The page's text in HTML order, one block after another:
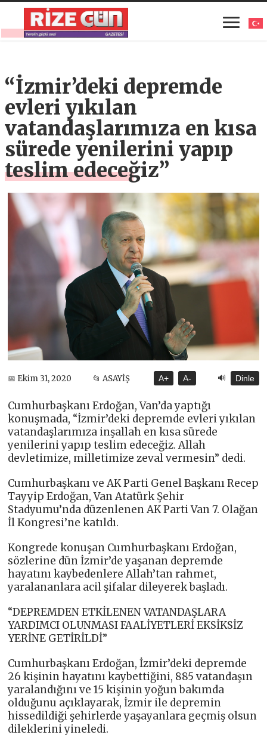
“İzmir’deki depremde
evleri yıkılan
vatandaşlarımıza en kısa
sürede yenilerini yapıp
teslim edeceğiz”
📅 Ekim 31, 2020 📂 ASAYİŞ A+ A- 🔊 Dinle
Cumhurbaşkanı Erdoğan, Van’da yaptığı
konuşmada, “İzmir’deki depremde evleri yıkılan
vatandaşlarımıza inşallah en kısa sürede
yenilerini yapıp teslim edeceğiz. Allah
devletimize, milletimize zeval vermesin” dedi.
Cumhurbaşkanı ve AK Parti Genel Başkanı Recep
Tayyip Erdoğan, Van Atatürk Şehir
Stadyumu’nda düzenlenen AK Parti Van 7. Olağan
İl Kongresi’ne katıldı.
Kongrede konuşan Cumhurbaşkanı Erdoğan,
sözlerine dün İzmir’de yaşanan depremde
hayatını kaybedenlere Allah’tan rahmet,
yaralananlara acil şifalar dileyerek başladı.
“DEPREMDEN ETKİLENEN VATANDAŞLARA
YARDIMCI OLUNMASI FAALİYETLERİ EKSİKSİZ
YERİNE GETİRİLDİ”
Cumhurbaşkanı Erdoğan, İzmir’deki depremde
26 kişinin hayatını kaybettiğini, 885 vatandaşın
yaralandığını ve 15 kişinin yoğun bakımda
olduğunu açıklayarak, İzmir ile depremin
hissedildiği şehirlerde yaşayanlara geçmiş olsun
dileklerini yineledi.